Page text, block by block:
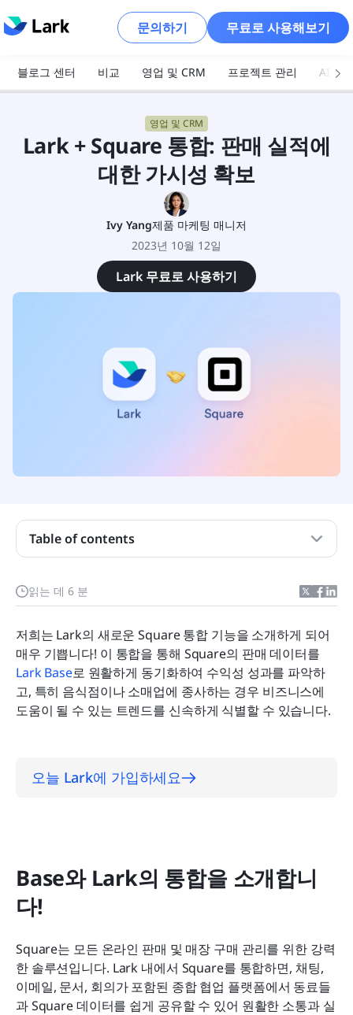
문의하기 무료로 사용해보기
블로그 센터 비교 영업 및 CRM 프로젝트 관리 AI 및
영업 및 CRM
Lark + Square 통합: 판매 실적에
대한 가시성 확보
Ivy Yang제품 마케팅 매니저
2023년 10월 12일
Lark 무료로 사용하기
읽는 데 6 분
저희는 Lark의 새로운 Square 통합 기능을 소개하게 되어
Lark Base로 원활하게 동기화하여 수익성 성과를 파악하
고, 특히 음식점이나 소매업에 종사하는 경우 비즈니스에
도움이 될 수 있는 트렌드를 신속하게 식별할 수 있습니다.
오늘 Lark에 가입하세요
Base와 Lark의 통합을 소개합니
다!
Square는 모든 온라인 판매 및 매장 구매 관리를 위한 강력
한 솔루션입니다. Lark 내에서 Square를 통합하면, 채팅,
이메일, 문서, 회의가 포함된 종합 협업 플랫폼에서 동료들
과 Square 데이터를 쉽게 공유할 수 있어 원활한 소통과 실
Table of contents
Base와 Lark의 통합을 소개합니다!
결론